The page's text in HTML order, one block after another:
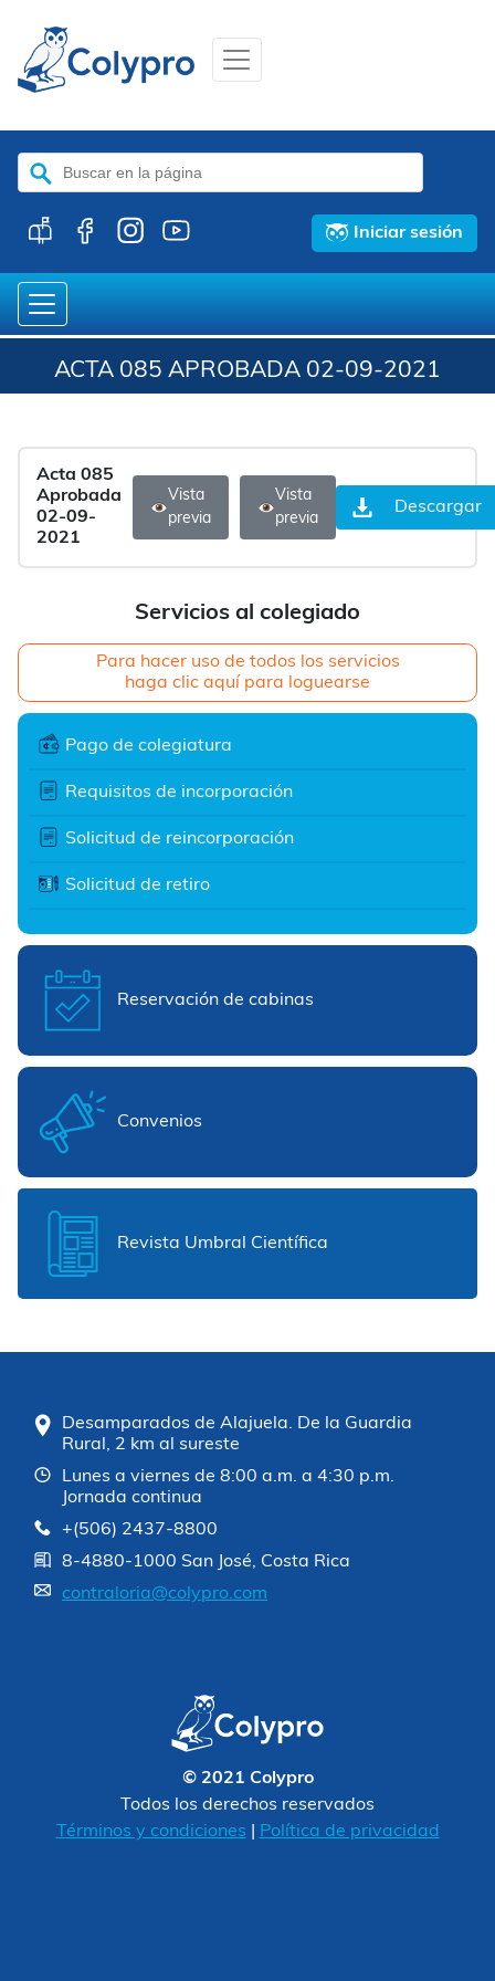
Buscar:
Iniciar sesión
ACTA 085 APROBADA 02-09-2021
Servicios al colegiado
Para hacer uso de todos los servicios
haga clic aquí para loguearse
Pago de colegiatura
Requisitos de incorporación
Solicitud de reincorporación
Solicitud de retiro
Reservación de cabinas
Convenios
Revista Umbral Científica
Acta 085
Aprobada
02-09-
2021
Vista
previa
Vista
previa
Descargar
Desamparados de Alajuela. De la Guardia
Rural, 2 km al sureste
Lunes a viernes de 8:00 a.m. a 4:30 p.m.
Jornada continua
+(506) 2437-8800
8-4880-1000 San José, Costa Rica
contraloria@colypro.com
© 2021 Colypro
Todos los derechos reservados
Términos y condiciones
Política de privacidad